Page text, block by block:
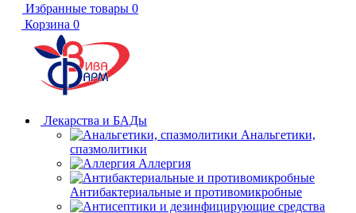
Избранные товары 0
Корзина 0
Лекарства и БАДы
Анальгетики,
спазмолитики
Аллергия
Антибактериальные и противомикробные